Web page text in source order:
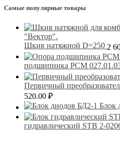
Самые популярные товары
Шкив натяжной D=250 2
подшипника РСМ
Первичный
520.00 ₽
Блок
гидравлический STB 2-